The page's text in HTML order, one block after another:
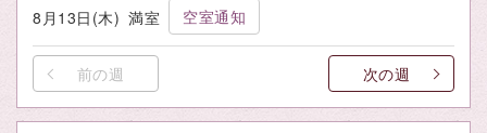
8月13日(木) 満室 空室通知
前の週 次の週